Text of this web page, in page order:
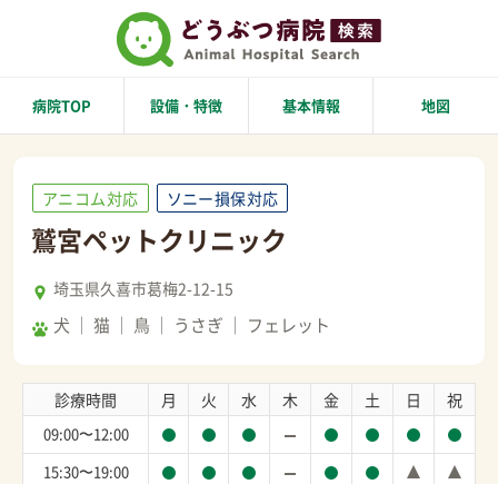
病院TOP 設備・特徴 基本情報 地図
アニコム対応 ソニー損保対応
鷲宮ペットクリニック
埼玉県久喜市葛梅2-12-15
犬 猫 鳥 うさぎ フェレット
診療時間 月 火 水 木 金 土 日 祝
09:00〜12:00
15:30〜19:00